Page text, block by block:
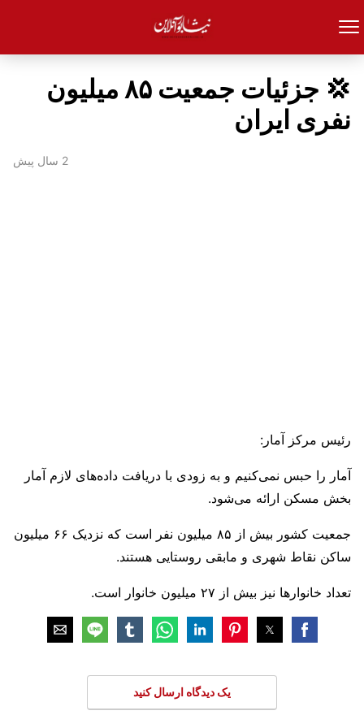
💢 جزئیات جمعیت ۸۵ میلیون
نفری ایران
2 سال پیش
رئیس مرکز آمار:
آمار را حبس نمی‌کنیم و به زودی با دریافت داده‌های لازم آمار
بخش مسکن ارائه می‌شود.
جمعیت کشور بیش از ۸۵ میلیون نفر است که نزدیک ۶۶ میلیون
ساکن نقاط شهری و مابقی روستایی هستند.
تعداد خانوارها نیز بیش از ۲۷ میلیون خانوار است.
یک دیدگاه ارسال کنید